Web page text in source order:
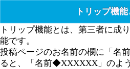
トリップ機能
トリップ機能とは、第三者に成
能です。
投稿ページのお名前の欄に「名
ると、「名前◆XXXXXX」のよ